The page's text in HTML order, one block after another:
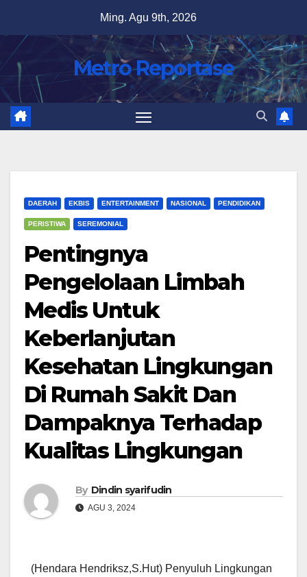
content
Ming. Agu 9th, 2026
Metro Reportase
DAERAH EKBIS ENTERTAINMENT NASIONAL PENDIDIKAN
PERISTIWA SEREMONIAL
Pentingnya
Pengelolaan Limbah
Medis Untuk
Keberlanjutan
Kesehatan Lingkungan
Di Rumah Sakit Dan
Dampaknya Terhadap
Kualitas Lingkungan
By Dindin syarifudin
AGU 3, 2024
(Hendara Hendriksz,S.Hut) Penyuluh Lingkungan